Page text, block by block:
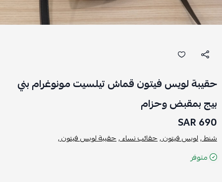
حقيبة لويس فيتون قماش تيلسيت مونوغرام بني
بيج بمقبض وحزام
690 SAR
شنط ,لويس فيتون ,حقائب نساء ,حقيبة لويس فيتون ,
متوفر